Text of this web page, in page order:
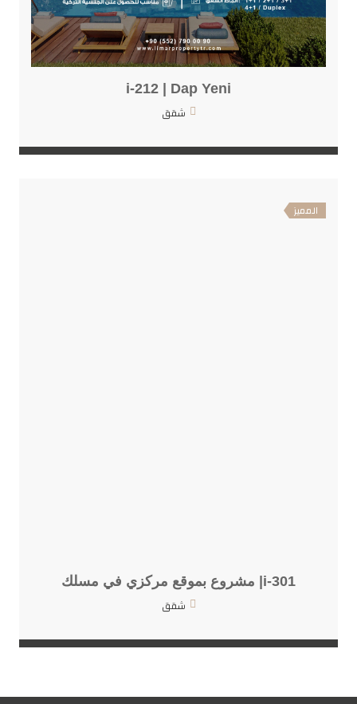
i-212 | Dap Yeni
شقق
المميز
i-301| مشروع بموقع مركزي في مسلك
شقق